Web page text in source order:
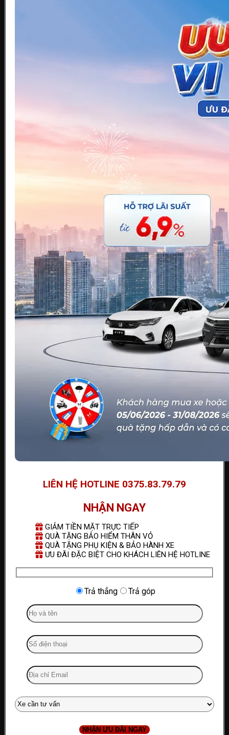
LIÊN HỆ HOTLINE 0375.83.79.79
NHẬN NGAY
GIẢM TIỀN MẶT TRỰC TIẾP
QUÀ TẶNG BẢO HIỂM THÂN VỎ
QUÀ TẶNG PHỤ KIỆN & BẢO HÀNH XE
ƯU ĐÃI ĐẶC BIỆT CHO KHÁCH LIÊN HỆ HOTLINE
Trả thẳng Trả góp